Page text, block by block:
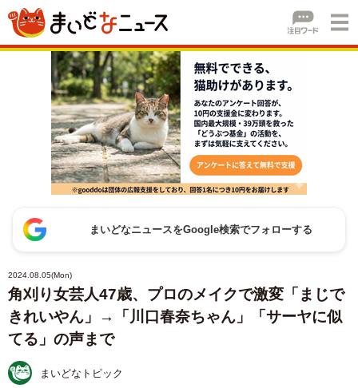
まいどなニュースをGoogle検索でフォローする
2024.08.05(Mon)
角刈り女芸人47歳、プロのメイクで激変「まじで
きれいやん」→「川口春奈ちゃん」「サーヤに似
てる」の声まで
まいどなトピック